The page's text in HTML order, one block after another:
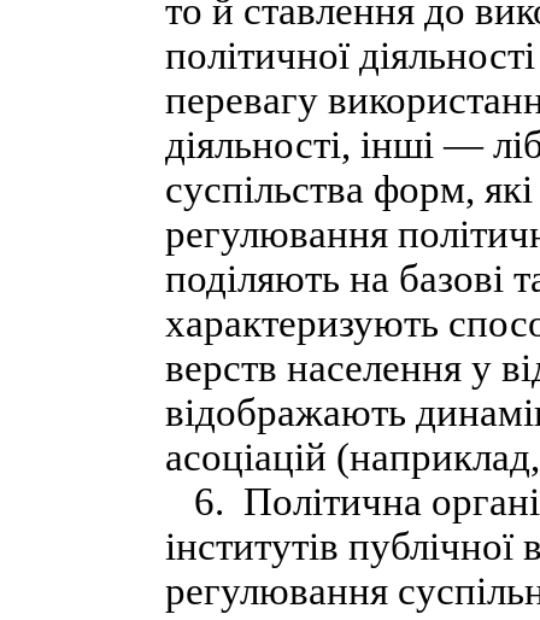
то й ставлення до
політичної
перевагу
діяльності, інші —
суспільства форм,
регулювання
поділяють на базові
характеризують
верств населення у
відображають
асоціацій
6. Політична
інститутів
регулювання